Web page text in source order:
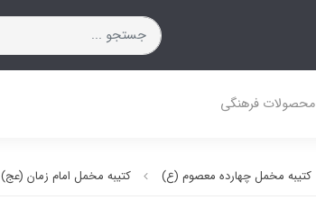
محصولات فرهنگی
کتیبه مخمل چهارده معصوم (ع) کتیبه مخمل امام زمان (عج)